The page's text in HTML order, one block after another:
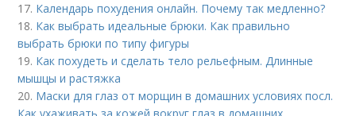
17. Календарь похудения онлайн. Почему так медленно?
18. Как выбрать идеальные брюки. Как правильно
выбрать брюки по типу фигуры
19. Как похудеть и сделать тело рельефным. Длинные
мышцы и растяжка
20. Маски для глаз от морщин в домашних условиях посл.